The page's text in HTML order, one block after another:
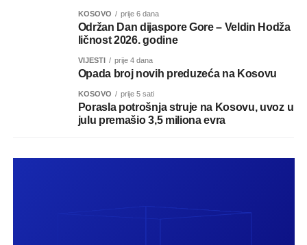
KOSOVO prije 6 dana
Održan Dan dijaspore Gore – Veldin Hodža
ličnost 2026. godine
VIJESTI prije 4 dana
Opada broj novih preduzeća na Kosovu
KOSOVO prije 5 sati
Porasla potrošnja struje na Kosovu, uvoz u
julu premašio 3,5 miliona evra